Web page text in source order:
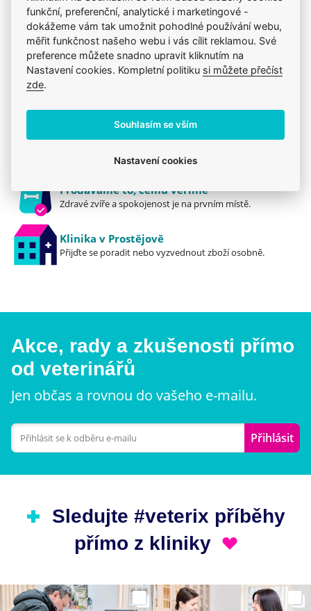
Mého psa trápí
Kosmetika a hygiena
Vždy odborně poradíme
Pomůžeme s výběrem, výživou i problémem.
Prodáváme to, čemu věříme
Zdravé zvíře a spokojenost je na prvním místě.
Klinika v Prostějově
Přijďte se poradit nebo vyzvednout zboží osobně.
Akce, rady a zkušenosti přímo
od veterinářů
Jen občas a rovnou do vašeho e-mailu.
Přihlásit
Sledujte #veterix příběhy
přímo z kliniky
funkční, preferenční, analytické i marketingové -
dokážeme vám tak umožnit pohodlné používání webu,
měřit funkčnost našeho webu i vás cílit reklamou. Své
preference můžete snadno upravit kliknutím na
Nastavení cookies. Kompletní politiku si můžete přečíst
zde.
Souhlasím se vším
Nastavení cookies